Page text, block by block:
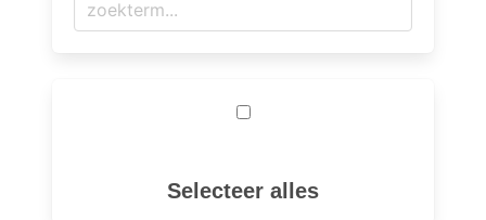
Selecteer alles